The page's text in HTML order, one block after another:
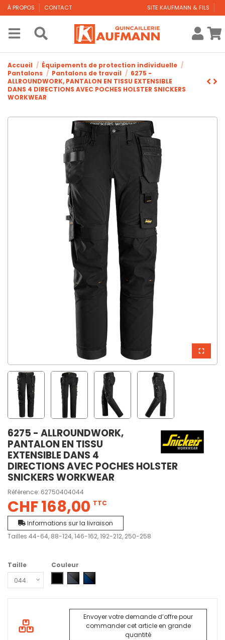
À PROPOS CONTACT SITE KAUFMANN & FILS
Accueil
Équipements de protection individuelle
Pantalons
Pantalons de travail
6275 -
ALLROUNDWORK, PANTALON EN TISSU EXTENSIBLE
DANS 4 DIRECTIONS AVEC POCHES HOLSTER SNICKERS
WORKWEAR
6275 - ALLROUNDWORK,
PANTALON EN TISSU
EXTENSIBLE DANS 4
DIRECTIONS AVEC POCHES HOLSTER
SNICKERS WORKWEAR
Référence: 62750404044
CHF 168,00 TTC
Informations sur la livraison
Tailles 44-64, 88-124, 146-162, 192-212, 250-258
Taille
Couleur
0404 - Noir
5804 - Gris acier - Noir
9504 - Bleu marine - Noir
Envoyer votre demande d’offre pour
commander cet article en grande
quantité